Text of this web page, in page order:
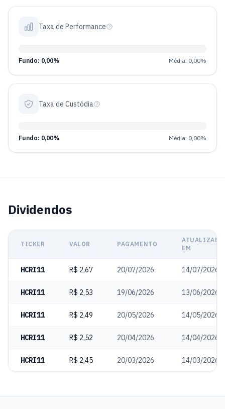
Taxa de Performance
Fundo: 0,00% Média: 0,00%
Taxa de Custódia
Fundo: 0,00% Média: 0,00%
Dividendos
TICKER VALOR PAGAMENTO
ATUALIZADO
EM
HCRI11 R$ 2,67 20/07/2026 14/07/2026
HCRI11 R$ 2,53 19/06/2026 13/06/2026
HCRI11 R$ 2,49 20/05/2026 14/05/2026
HCRI11 R$ 2,52 20/04/2026 14/04/2026
HCRI11 R$ 2,45 20/03/2026 14/03/2026